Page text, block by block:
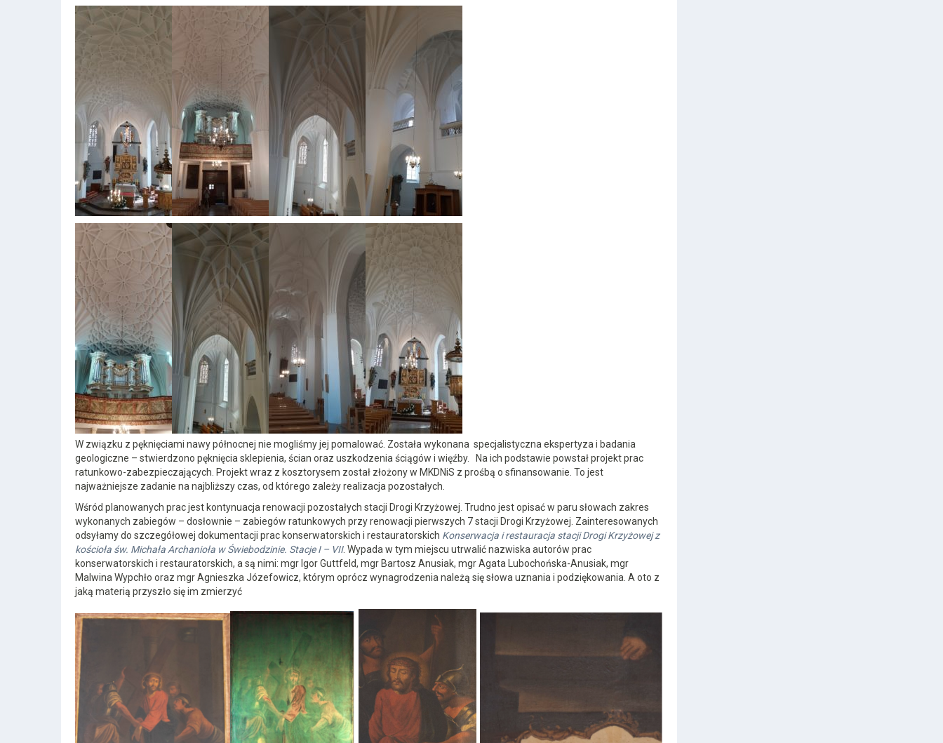
W związku z pęknięciami nawy północnej nie mogliśmy jej pomalować. Została wykonana specjalistyczna ekspertyza i badania
geologiczne – stwierdzono pęknięcia sklepienia, ścian oraz uszkodzenia ściągów i więźby. Na ich podstawie powstał projekt prac
ratunkowo-zabezpieczających. Projekt wraz z kosztorysem został złożony w MKDNiS z prośbą o sfinansowanie. To jest
najważniejsze zadanie na najbliższy czas, od którego zależy realizacja pozostałych.
Wśród planowanych prac jest kontynuacja renowacji pozostałych stacji Drogi Krzyżowej. Trudno jest opisać w paru słowach zakres
wykonanych zabiegów – dosłownie – zabiegów ratunkowych przy renowacji pierwszych 7 stacji Drogi Krzyżowej. Zainteresowanych
odsyłamy do szczegółowej dokumentacji prac konserwatorskich i restauratorskich Konserwacja i restauracja stacji Drogi Krzyżowej z
kościoła św. Michała Archanioła w Świebodzinie. Stacje I – VII. Wypada w tym miejscu utrwalić nazwiska autorów prac
konserwatorskich i restauratorskich, a są nimi: mgr Igor Guttfeld, mgr Bartosz Anusiak, mgr Agata Lubochońska-Anusiak, mgr
Malwina Wypchło oraz mgr Agnieszka Józefowicz, którym oprócz wynagrodzenia należą się słowa uznania i podziękowania. A oto z
jaką materią przyszło się im zmierzyć